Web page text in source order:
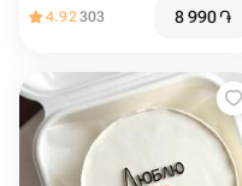
4.92303 8 990֏